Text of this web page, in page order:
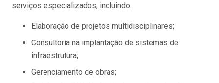
serviços especializados, incluindo:
Elaboração de projetos multidisciplinares;
Consultoria na implantação de sistemas de
infraestrutura;
Gerenciamento de obras;